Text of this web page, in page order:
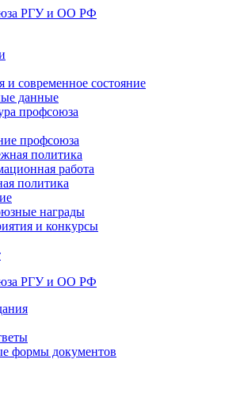
и современное состояние
данные
профсоюза
профсоюза
политика
работа
политика
награды
и конкурсы
формы документов